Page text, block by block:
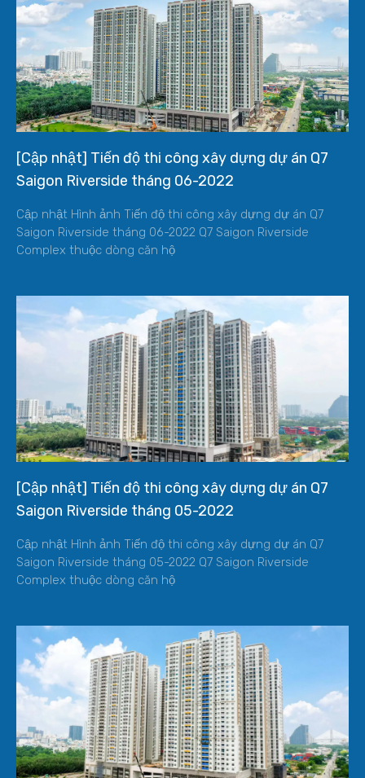
[Cập nhật] Tiến độ thi công xây dựng dự án Q7
Saigon Riverside tháng 06-2022
Cập nhật Hình ảnh Tiến độ thi công xây dựng dự án Q7
Saigon Riverside tháng 06-2022 Q7 Saigon Riverside
Complex thuộc dòng căn hộ
[Cập nhật] Tiến độ thi công xây dựng dự án Q7
Saigon Riverside tháng 05-2022
Cập nhật Hình ảnh Tiến độ thi công xây dựng dự án Q7
Saigon Riverside tháng 05-2022 Q7 Saigon Riverside
Complex thuộc dòng căn hộ